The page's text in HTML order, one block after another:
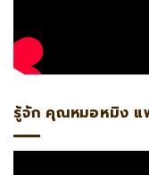
รู้จัก คุณหมอหมิง แ